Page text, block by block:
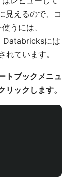
見えるので、コ
うには、
Databricksには
ています。
トブックメニュ
リックします。